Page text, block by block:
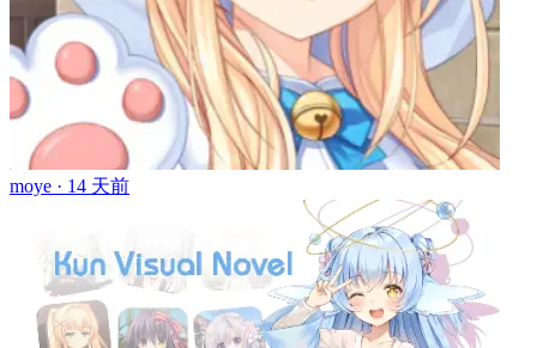
moye · 14 天前